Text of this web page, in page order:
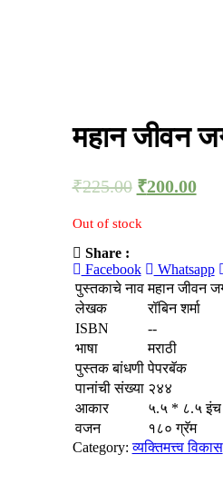
महान जीवन
₹225.00 ₹200.00
Out of stock
Share :
Facebook
Whatsapp
पुस्तकाचे नाव महान जीवन
लेखक
रॉबिन शर्मा
ISBN
--
भाषा
मराठी
पुस्तक बांधणी पेपरबॅक
पानांची संख्या २४४
आकार
५.५ * ८.५ इंच
वजन
१८० ग्रॅम
Category:व्यक्तिमत्त्व विकास